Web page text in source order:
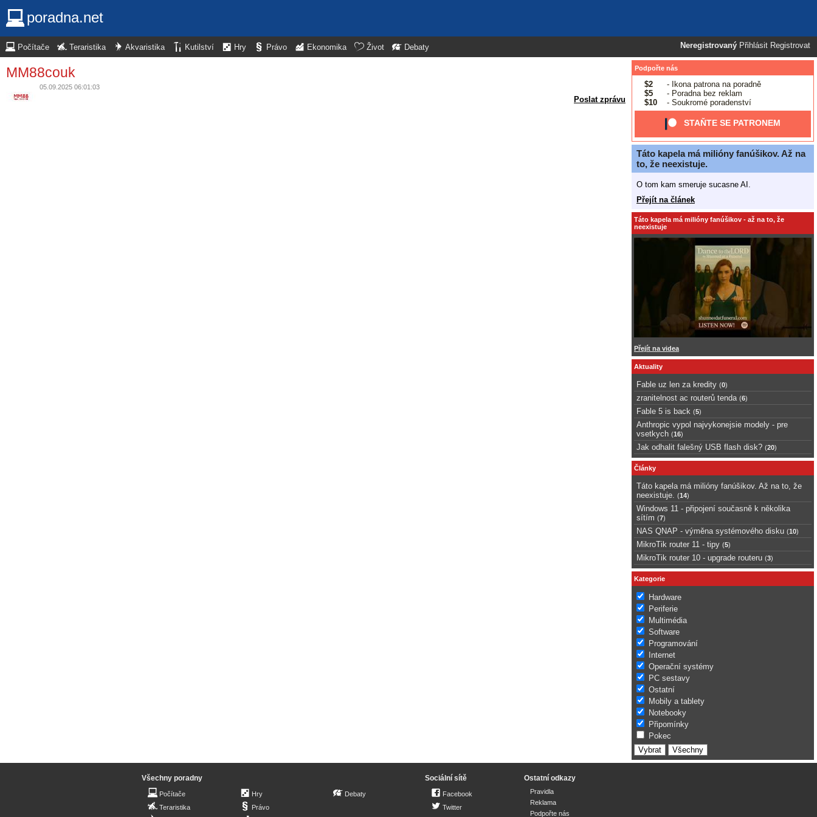
poradna.net
Neregistrovaný Přihlásit Registrovat
Počítače Teraristika Akvaristika Kutilství Hry Právo Ekonomika Život Debaty
MM88couk
05.09.2025 06:01:03
Poslat zprávu
Podpořte nás
$2
- Ikona patrona na poradně
$5
- Poradna bez reklam
$10
- Soukromé poradenství
STAŇTE SE PATRONEM
Táto kapela má milióny fanúšikov. Až na
to, že neexistuje.
O tom kam smeruje sucasne AI.
Přejít na článek
Táto kapela má milióny fanúšikov - až na to, že
neexistuje
Přejít na videa
Aktuality
Fable uz len za kredity (0)
zranitelnost ac routerů tenda (6)
Fable 5 is back (5)
Anthropic vypol najvykonejsie modely - pre
vsetkych (16)
Jak odhalit falešný USB flash disk? (20)
Články
Táto kapela má milióny fanúšikov. Až na to, že
neexistuje.
(14)
Windows 11 - připojení současně k několika
sítím (7)
NAS QNAP - výměna systémového disku (10)
MikroTik router 11 - tipy (5)
MikroTik router 10 - upgrade routeru (3)
Kategorie
Hardware
Periferie
Multimédia
Software
Programování
Internet
Operační systémy
PC sestavy
Ostatní
Mobily a tablety
Notebooky
Připomínky
Pokec
Všechny poradny
Počítače
Teraristika
Hry
Právo
Debaty
Sociální sítě
Facebook
Twitter
Ostatní odkazy
Pravidla
Reklama
Podpořte nás